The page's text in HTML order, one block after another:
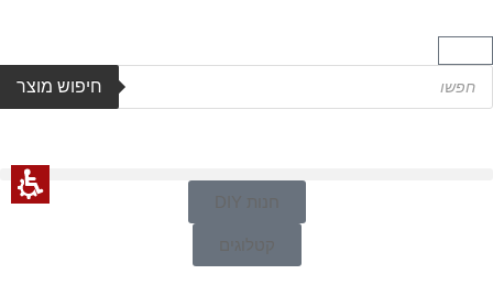
חיפוש מוצר
חנות DIY
קטלוגים